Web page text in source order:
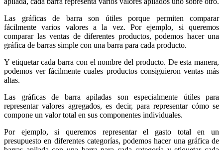
Las gráficas de barra son útiles porque permiten comparar
fácilmente varios valores a la vez. Por ejemplo, si queremos
comparar las ventas de diferentes productos, podemos hacer una
gráfica de barras simple con una barra para cada producto.
Y etiquetar cada barra con el nombre del producto. De esta manera,
podemos ver fácilmente cuales productos consiguieron ventas más
altas.
Las gráficas de barra apiladas son especialmente útiles para
representar valores agregados, es decir, para representar cómo se
compone un valor total en sus componentes individuales.
Por ejemplo, si queremos representar el gasto total en un
presupuesto en diferentes categorías, podemos hacer una gráfica de